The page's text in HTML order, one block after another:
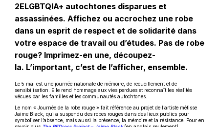
2ELGBTQIA+ autochtones disparues et
assassinées. Affichez ou accrochez une robe
dans un esprit de respect et de solidarité dans
votre espace de travail ou d’études. Pas de robe
rouge? Imprimez-en une, découpez-
la. L’important, c’est de l’afficher, ensemble.
Le 5 mai est une journée nationale de mémoire, de recueillement et de
sensibilisation. Elle rend hommage aux vies perdues et reconnaît les réalités
vécues par les familles et les communautés autochtones.
Le nom « Journée de la robe rouge » fait référence au projet de l’artiste métisse
Jaime Black, qui a suspendu des robes rouges dans des lieux publics pour
symboliser l’absence, mais aussi la présence, la mémoire et la résistance. Pour en